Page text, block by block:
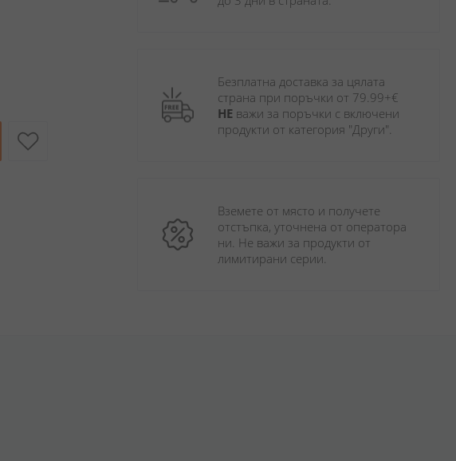
Безплатна доставка за цялата
НЕ важи за поръчки с включени
продукти от категория "Други".
Вземете от място и получете
отстъпка, уточнена от оператора
ни. Не важи за продукти от
лимитирани серии.